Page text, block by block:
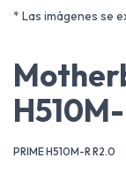
* Las imágenes se
PRIME H510M-R R2.0